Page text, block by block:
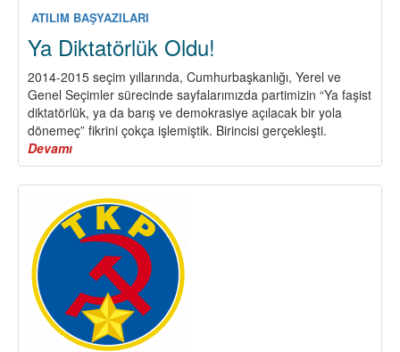
ATILIM BAŞYAZILARI
Ya Diktatörlük Oldu!
2014-2015 seçim yıllarında, Cumhurbaşkanlığı, Yerel ve
Genel Seçimler sürecinde sayfalarımızda partimizin “Ya faşist
diktatörlük, ya da barış ve demokrasiye açılacak bir yola
dönemeç” fikrini çokça işlemiştik. Birincisi gerçekleşti.
Devamı
Ya
Diktatörlük
Oldu!